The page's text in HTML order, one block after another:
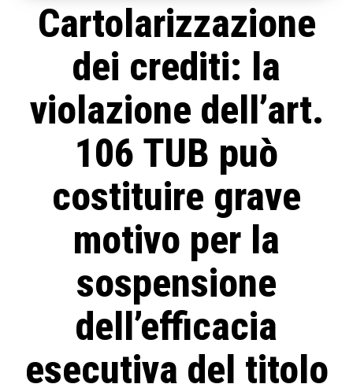
Cartolarizzazione
dei crediti: la
violazione dell’art.
106 TUB può
costituire grave
motivo per la
sospensione
dell’efficacia
esecutiva del titolo